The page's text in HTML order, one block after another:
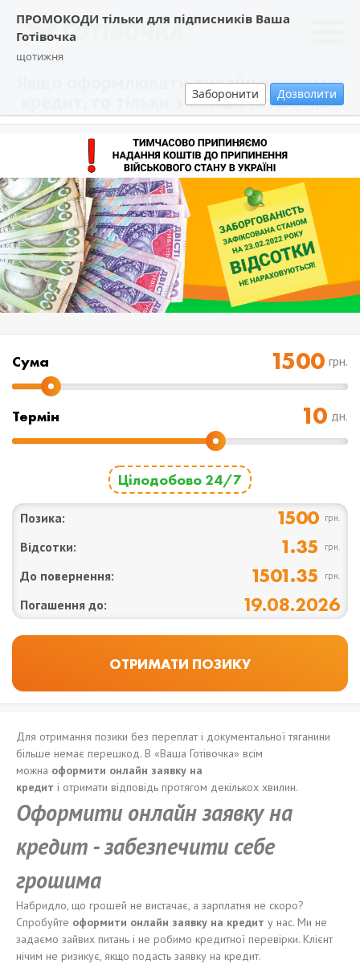
ПРОМОКОДИ тільки для підписників Ваша
Готівочка
щотижня
Заборонити Дозволити
Якщо оформлювати онлайн заявку на
кредит, то тільки з «Ваша Готівочка»
Cума грн.
Термін дн.
Цілодобово 24/7
Позика: 1500 грн.
Відсотки: 1.35 грн.
До повернення: 1501.35 грн.
Погашення до: 19.08.2026
Для отримання позики без переплат і документальної тяганини
більше немає перешкод. В «Ваша Готівочка» всім
можна оформити онлайн заявку на
кредит і отримати відповідь протягом декількох хвилин.
Оформитионлайн заявку на
кредит -забезпечити себе
грошима
Набридло, що грошей не вистачає, а зарплатня не скоро?
Спробуйте оформити онлайн заявку на кредит у нас. Ми не
задаємо зайвих питань і не робимо кредитної перевірки. Клієнт
нічим не ризикує, якщо подасть заявку на кредит.